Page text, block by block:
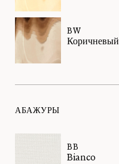
BW
Коричневый
АБАЖУРЫ
BB
Bianco